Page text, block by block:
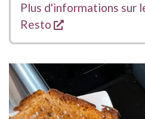
Plus d'informations sur
Resto
s'ouvre dans